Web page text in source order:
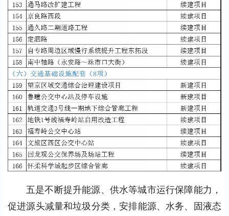
五是不断提升能源、供水等城市运行保障能力，
促进源头减量和垃圾分类，安排能源、水务、固液态